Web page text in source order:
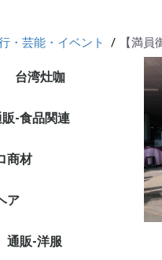
・芸能・イベント 【満
台湾料理-台湾
台湾料理-台南
台湾料理-台湾
ー
つげ
台湾灶咖
台湾キッチン（台灣灶
-食品関連
料理（おせち・年
灶咖
ーツ果物
ル
チ
子
ソフトドリンク
ー
美食出前専用
(
理
商材
ペーパーシーツ
パラフィンシ
ペーパーショ
フェイスシート
使い捨て用品
練習用フェイス
我的美麗日記
れい日記）マ
ラブリースキ
ラブリーボデ
オイル & クリ
ホイップタッ
ウォーターシ
ポリエステル
ヒートマット
局部用シリーズ
ア
通販-洋服